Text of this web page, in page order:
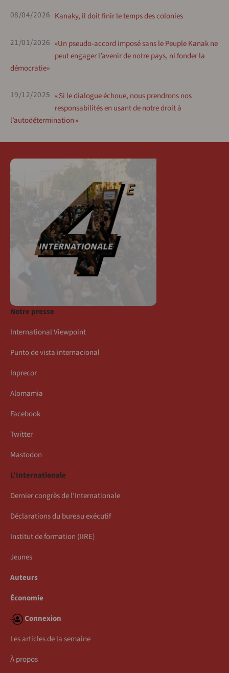
08/04/2026 Kanaky, il doit finir le temps des colonies
21/01/2026 «Un pseudo-accord imposé sans le Peuple Kanak ne
peut engager l’avenir de notre pays, ni fonder la
démocratie»
19/12/2025 « Si le dialogue échoue, nous prendrons nos
responsabilités en usant de notre droit à
l’autodétermination »
Notre presse
International Viewpoint
Punto de vista internacional
Inprecor
Alomamia
Facebook
Twitter
Mastodon
L’Internationale
Dernier congrès de l’Internationale
Déclarations du bureau exécutif
Institut de formation (IIRE)
Jeunes
Auteurs
Économie
Connexion
Les articles de la semaine
À propos